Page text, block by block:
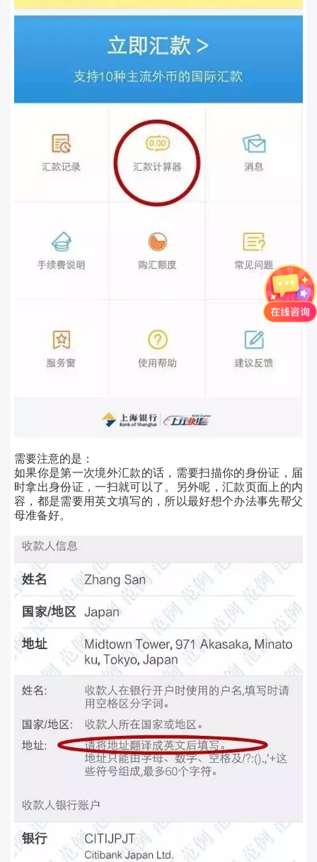
需要注意的是：
如果你是第一次境外汇款的话，需要扫描你的身份证，届
时拿出身份证，一扫就可以了。另外呢，汇款页面上的内
容，都是需要用英文填写的，所以最好想个办法事先帮父
母准备好。